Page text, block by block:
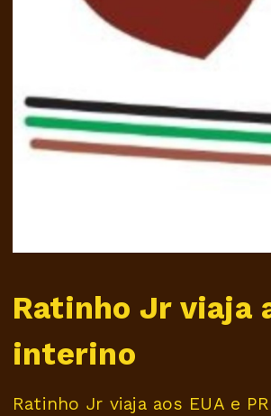
Ratinho Jr viaja
interino
Ratinho Jr viaja aos EUA e